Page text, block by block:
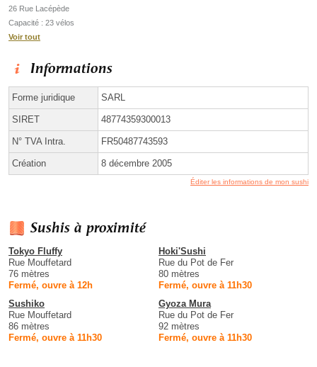
26 Rue Lacépède
Capacité : 23 vélos
Voir tout
Informations
Forme juridique SARL
SIRET 48774359300013
N° TVA Intra. FR50487743593
Création 8 décembre 2005
Éditer les informations de mon sushi
Sushis à proximité
Tokyo Fluffy
Rue Mouffetard
76 mètres
Fermé, ouvre à 12h
Hoki'Sushi
Rue du Pot de Fer
80 mètres
Fermé, ouvre à 11h30
Sushiko
Rue Mouffetard
86 mètres
Fermé, ouvre à 11h30
Gyoza Mura
Rue du Pot de Fer
92 mètres
Fermé, ouvre à 11h30